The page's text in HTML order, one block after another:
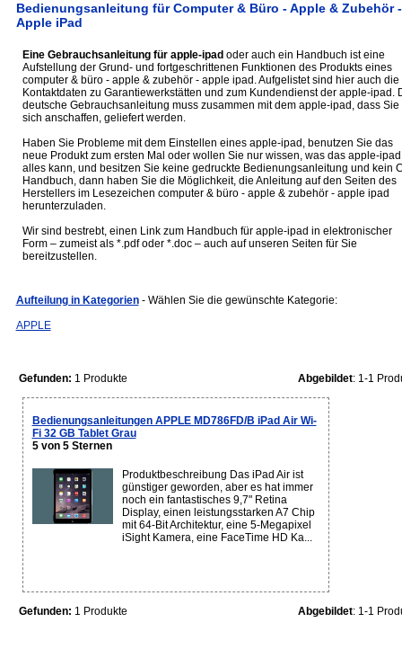
Bedienungsanleitung für Computer & Büro - Apple & Zubehör -
Apple iPad
Eine Gebrauchsanleitung für apple-ipad oder auch ein Handbuch ist eine
Aufstellung der Grund- und fortgeschrittenen Funktionen des Produkts eines
computer & büro - apple & zubehör - apple ipad. Aufgelistet sind hier auch die
Kontaktdaten zu Garantiewerkstätten und zum Kundendienst der apple-ipad.
deutsche Gebrauchsanleitung muss zusammen mit dem apple-ipad, dass Sie
sich anschaffen, geliefert werden.
Haben Sie Probleme mit dem Einstellen eines apple-ipad, benutzen Sie das
neue Produkt zum ersten Mal oder wollen Sie nur wissen, was das apple-ipad
alles kann, und besitzen Sie keine gedruckte Bedienungsanleitung und kein
Handbuch, dann haben Sie die Möglichkeit, die Anleitung auf den Seiten des
Herstellers im Lesezeichen computer & büro - apple & zubehör - apple ipad
herunterzuladen.
Wir sind bestrebt, einen Link zum Handbuch für apple-ipad in elektronischer
Form – zumeist als *.pdf oder *.doc – auch auf unseren Seiten für Sie
bereitzustellen.
Aufteilung in Kategorien - Wählen Sie die gewünschte Kategorie:
APPLE
Gefunden: 1 Produkte Abgebildet: 1-1
Bedienungsanleitungen APPLE MD786FD/B iPad Air Wi-
Fi 32 GB Tablet Grau
5 von 5 Sternen
Produktbeschreibung Das iPad Air ist
günstiger geworden, aber es hat immer
noch ein fantastisches 9,7" Retina
Display, einen leistungsstarken A7 Chip
mit 64‑Bit Architektur, eine 5‑Megapixel
iSight Kamera, eine FaceTime HD Ka...
Gefunden: 1 Produkte Abgebildet: 1-1